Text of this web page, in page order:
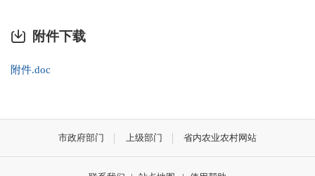
附件下载
附件.doc
市政府部门 上级部门 省内农业农村网站